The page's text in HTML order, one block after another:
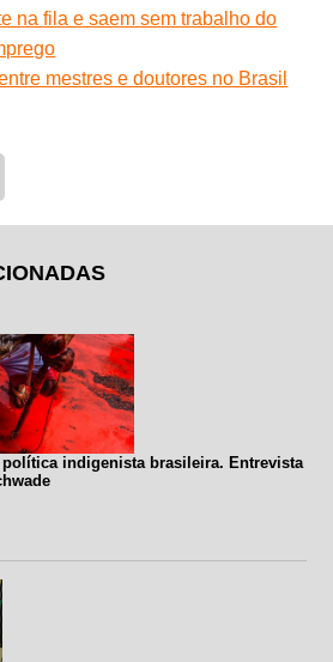
na fila e saem sem trabalho do
mestres e doutores no Brasil
indigenista brasileira. Entrevista